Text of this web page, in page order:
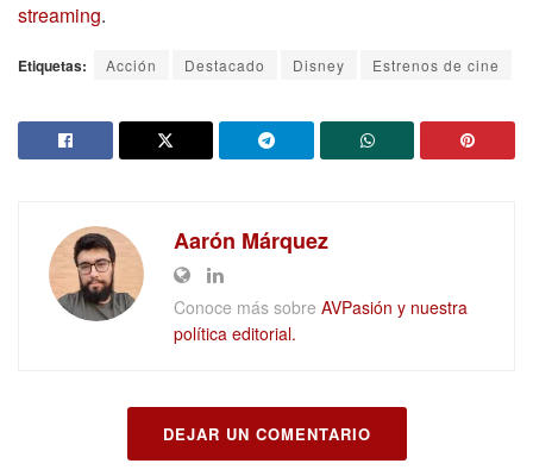
streaming.
Etiquetas: Acción Destacado Disney Estrenos de cine
Aarón Márquez
Conoce más sobre AVPasión y nuestra
política editorial.
DEJAR UN COMENTARIO